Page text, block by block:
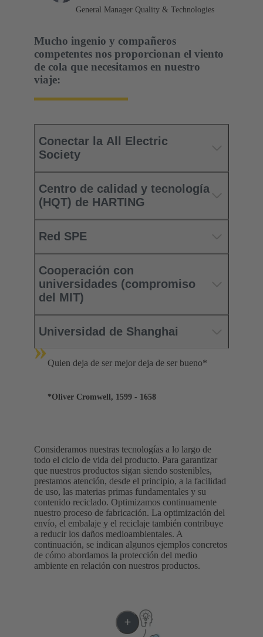
General Manager Quality & Technologies
Mucho ingenio y compañeros
competentes nos proporcionan el viento
de cola que necesitamos en nuestro
viaje:
Conectar la All Electric
Society
Centro de calidad y tecnología
(HQT) de HARTING
Red SPE
Cooperación con
universidades (compromiso
del MIT)
Universidad de Shanghai
»Quien deja de ser mejor deja de ser bueno*
*Oliver Cromwell, 1599 - 1658
Consideramos nuestras tecnologías a lo largo de
todo el ciclo de vida del producto. Para garantizar
que nuestros productos sigan siendo sostenibles,
prestamos atención, desde el principio, a la facilidad
de uso, las materias primas fundamentales y su
contenido reciclado. Optimizamos continuamente
nuestro proceso de fabricación. La optimización del
envío, el embalaje y el reciclaje también contribuye
a reducir los daños medioambientales. A
continuación, se indican algunos ejemplos concretos
de cómo abordamos la protección del medio
ambiente en relación con nuestros productos.